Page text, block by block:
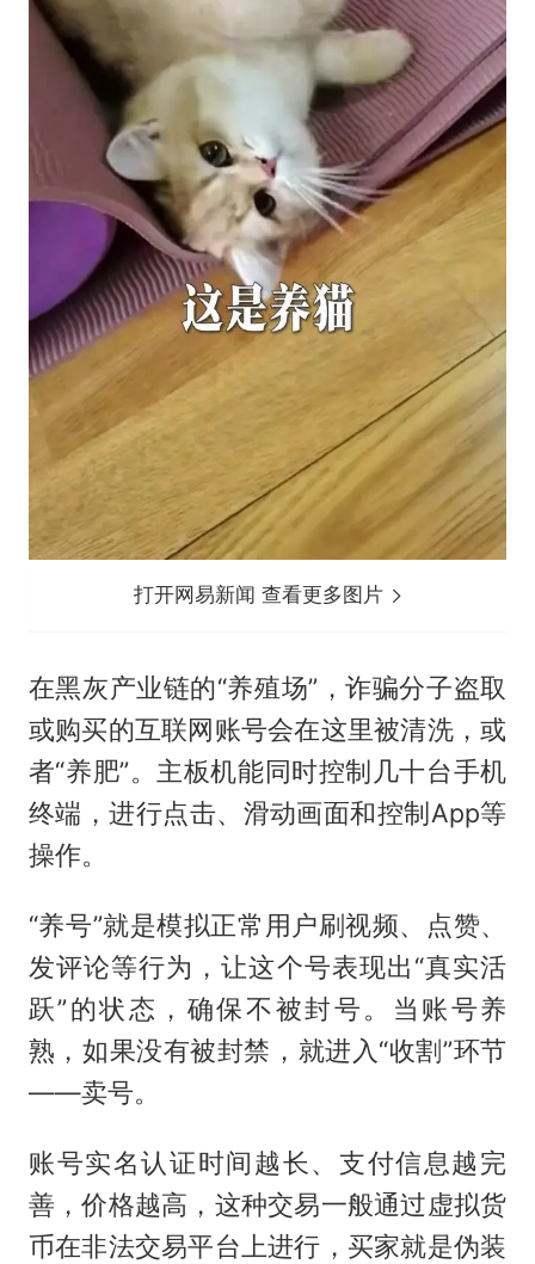
打开网易新闻 查看更多图片
在黑灰产业链的“养殖场”，诈骗分子盗取
或购买的互联网账号会在这里被清洗，或
者“养肥”。主板机能同时控制几十台手机
终端，进行点击、滑动画面和控制App等
操作。
“养号”就是模拟正常用户刷视频、点赞、
发评论等行为，让这个号表现出“真实活
跃”的状态，确保不被封号。当账号养
熟，如果没有被封禁，就进入“收割”环节
——卖号。
账号实名认证时间越长、支付信息越完
善，价格越高，这种交易一般通过虚拟货
币在非法交易平台上进行，买家就是伪装